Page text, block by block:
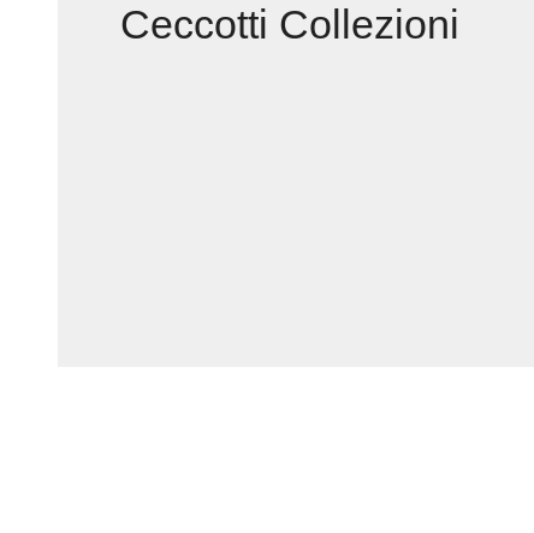
Ceccotti Collezioni